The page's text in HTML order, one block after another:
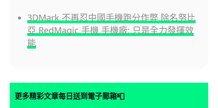
3DMark 不再忍中國手機跑分作弊 除名努比
亞 RedMagic 手機 手機廠: 只是全力發揮效
能
更多精彩文章每日送到電子郵箱📮